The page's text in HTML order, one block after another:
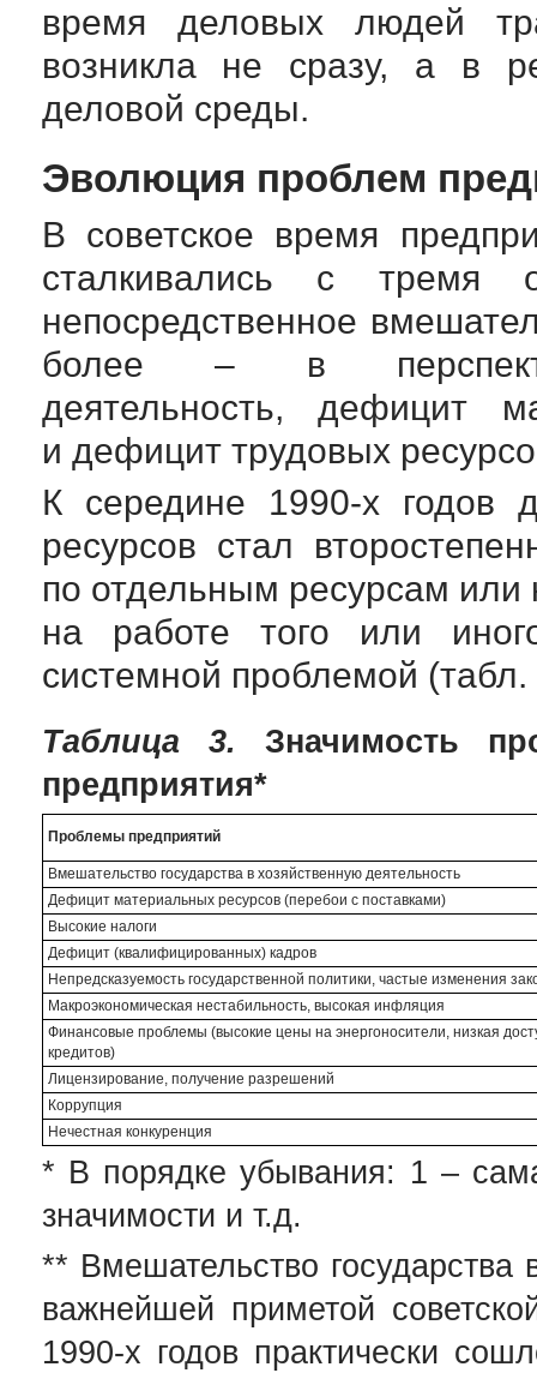
время деловых людей
возникла не сразу, а в
деловой среды.
Эволюция проблем
В советское время
сталкивались с тремя
непосредственное
более – в
деятельность, дефицит
и дефицит трудовых
К середине 1990-х годов
ресурсов стал
по отдельным ресурсам или
на работе того или
системной проблемой (табл.
Таблица 3. Значимость
предприятия*
Проблемы предприятий
Вмешательство государства в хозяйственную деятельность
Дефицит материальных ресурсов (перебои с поставками)
Высокие налоги
Дефицит (квалифицированных) кадров
Непредсказуемость государственной политики, частые изменения
Макроэкономическая нестабильность, высокая инфляция
Финансовые проблемы (высокие цены на энергоносители, низкая
кредитов)
Лицензирование, получение разрешений
Коррупция
Нечестная конкуренция
* В порядке убывания: 1 –
значимости и т.д.
** Вмешательство
важнейшей приметой
1990-х годов практически